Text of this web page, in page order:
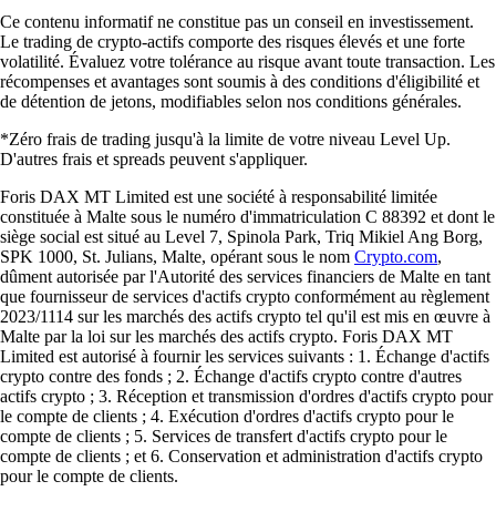
Ce contenu informatif ne constitue pas un conseil en investissement.
Le trading de crypto-actifs comporte des risques élevés et une forte
volatilité. Évaluez votre tolérance au risque avant toute transaction. Les
récompenses et avantages sont soumis à des conditions d'éligibilité et
de détention de jetons, modifiables selon nos conditions générales.
*Zéro frais de trading jusqu'à la limite de votre niveau Level Up.
D'autres frais et spreads peuvent s'appliquer.
Foris DAX MT Limited est une société à responsabilité limitée
constituée à Malte sous le numéro d'immatriculation C 88392 et dont le
siège social est situé au Level 7, Spinola Park, Triq Mikiel Ang Borg,
SPK 1000, St. Julians, Malte, opérant sous le nom Crypto.com,
dûment autorisée par l'Autorité des services financiers de Malte en tant
que fournisseur de services d'actifs crypto conformément au règlement
2023/1114 sur les marchés des actifs crypto tel qu'il est mis en œuvre à
Malte par la loi sur les marchés des actifs crypto. Foris DAX MT
Limited est autorisé à fournir les services suivants : 1. Échange d'actifs
crypto contre des fonds ; 2. Échange d'actifs crypto contre d'autres
actifs crypto ; 3. Réception et transmission d'ordres d'actifs crypto pour
le compte de clients ; 4. Exécution d'ordres d'actifs crypto pour le
compte de clients ; 5. Services de transfert d'actifs crypto pour le
compte de clients ; et 6. Conservation et administration d'actifs crypto
pour le compte de clients.